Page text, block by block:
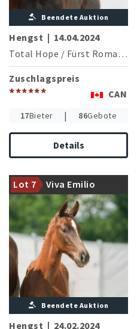
Beendete Auktion
Hengst | 14.04.2024
Total Hope / Fürst Romancier
Zuschlagspreis
****** CAN
17Bieter | 86Gebote
Details
Lot 7 Viva Emilio
Mutter aktuell erfolgreich in
Dressurpferdeprüfungen der
Klasse L
Beendete Auktion
Hengst | 24.02.2024